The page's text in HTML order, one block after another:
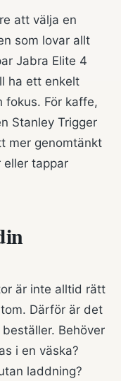
att välja en
som lovar allt
Jabra Elite 4
ha ett enkelt
fokus. För kaffe,
Stanley Trigger
mer genomtänkt
eller tappar
är inte alltid rätt
Därför är det
Behöver
i en väska?
laddning?